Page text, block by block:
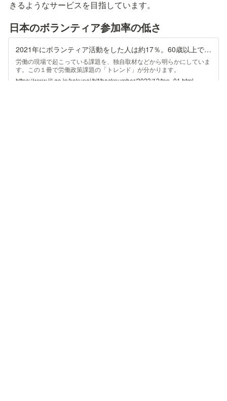
きるようなサービスを目指しています。
日本のボランティア参加率の低さ
2021年にボランティア活動をした人は約17％。60歳以上では2割超に（実態調査：ビジネス・レーバー・トレンド 2023年12月号）｜労働政策研究・研修機構（JILPT）
労働の現場で起こっている課題を、独自取材などから明らかにしていま
す。この１冊で労働政策課題の「トレンド」が分かります。
https://www.jil.go.jp/kokunai/blt/backnumber/2023/12/top_01.html